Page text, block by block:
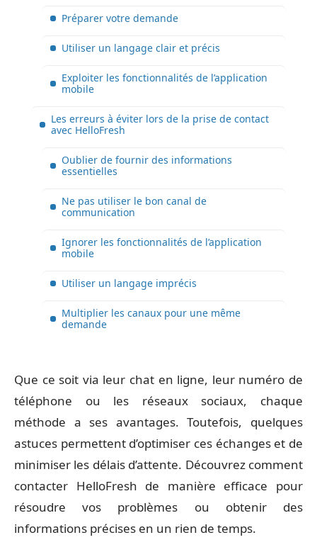
Préparer votre demande
Utiliser un langage clair et précis
Exploiter les fonctionnalités de l’application
mobile
Les erreurs à éviter lors de la prise de contact
avec HelloFresh
Oublier de fournir des informations
essentielles
Ne pas utiliser le bon canal de
communication
Ignorer les fonctionnalités de l’application
mobile
Utiliser un langage imprécis
Multiplier les canaux pour une même
demande
Que ce soit via leur chat en ligne, leur numéro de
téléphone ou les réseaux sociaux, chaque
méthode a ses avantages. Toutefois, quelques
astuces permettent d’optimiser ces échanges et de
minimiser les délais d’attente. Découvrez comment
contacter HelloFresh de manière efficace pour
résoudre vos problèmes ou obtenir des
informations précises en un rien de temps.